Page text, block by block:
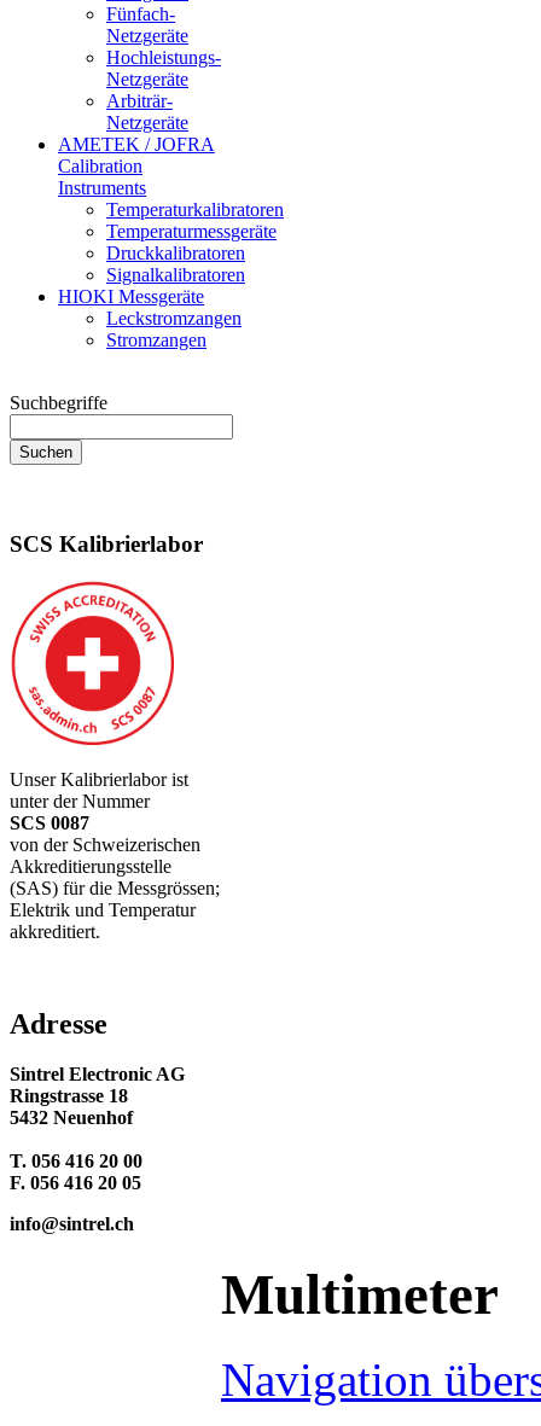
Fünfach-
Netzgeräte
Hochleistungs-
Netzgeräte
Arbiträr-
Netzgeräte
AMETEK / JOFRA
Calibration
Instruments
Temperaturkalibratoren
Temperaturmessgeräte
Druckkalibratoren
Signalkalibratoren
HIOKI Messgeräte
Leckstromzangen
Stromzangen
Suchbegriffe
SCS Kalibrierlabor
Unser Kalibrierlabor ist
unter der Nummer
SCS 0087
von der Schweizerischen
Akkreditierungsstelle
(SAS) für die Messgrössen;
Elektrik und Temperatur
akkreditiert.
Adresse
Sintrel Electronic AG
Ringstrasse 18
5432 Neuenhof
T. 056 416 20 00
F. 056 416 20 05
info@sintrel.ch
Multimeter
Navigation